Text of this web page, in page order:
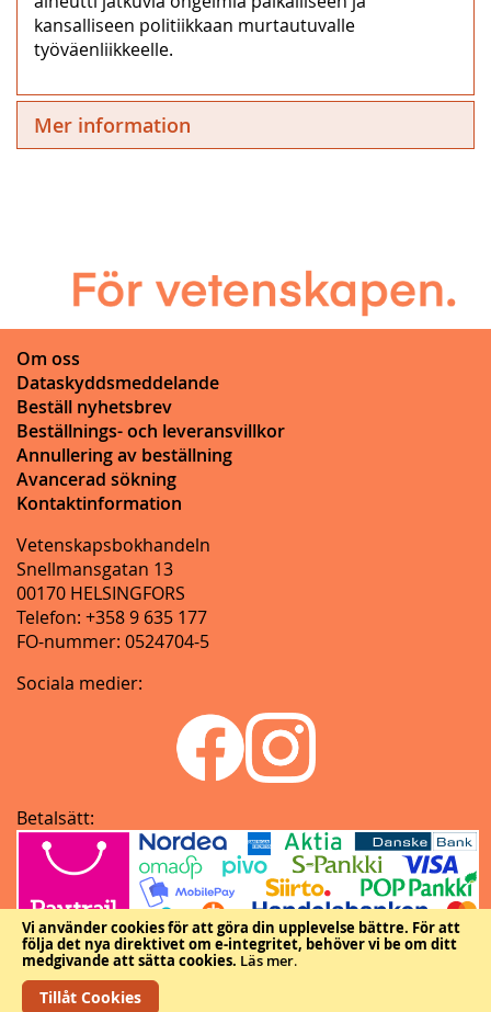
Vi använder cookies för att göra din upplevelse bättre. För att
följa det nya direktivet om e-integritet, behöver vi be om ditt
medgivande att sätta cookies. Läs mer.
Tillåt Cookies
kansalliseen politiikkaan murtautuvalle
työväenliikkeelle.
Mer information
Om oss
Dataskyddsmeddelande
Beställ nyhetsbrev
Beställnings- och leveransvillkor
Annullering av beställning
Avancerad sökning
Kontaktinformation
Vetenskapsbokhandeln
Snellmansgatan 13
00170 HELSINGFORS
Telefon: +358 9 635 177
FO-nummer: 0524704-5
Sociala medier:
Betalsätt:
Copyright © Vetenskapliga samfundens delegation.